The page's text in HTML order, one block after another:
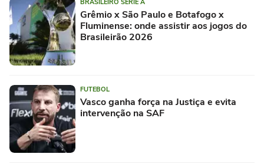
BRASILEIRO SÉRIE A
Grêmio x São Paulo e Botafogo x
Fluminense: onde assistir aos jogos do
Brasileirão 2026
FUTEBOL
Vasco ganha força na Justiça e evita
intervenção na SAF